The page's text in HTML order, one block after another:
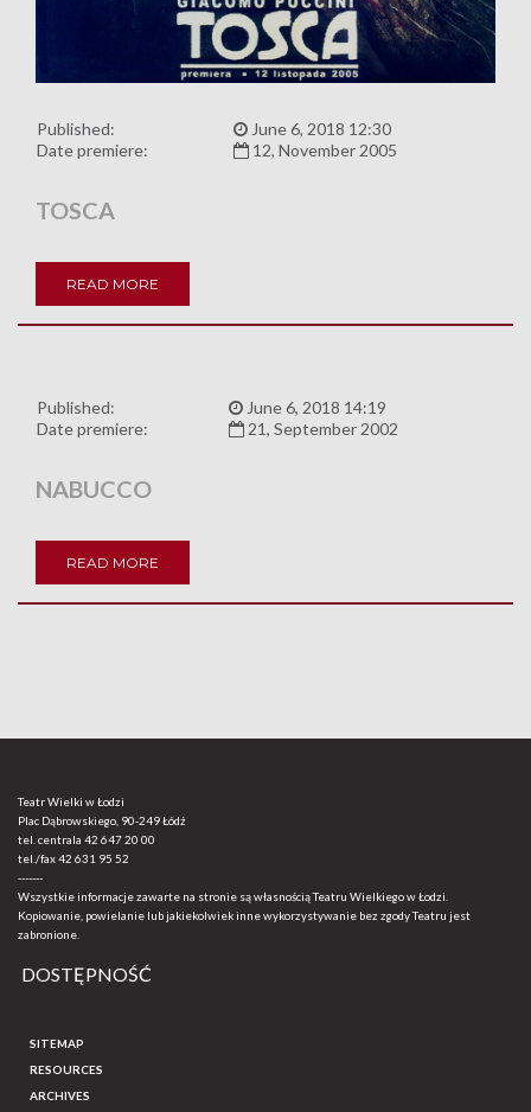
Published:
June 6, 2018 12:30
Date premiere:
12, November 2005
TOSCA
READ MORE
Published:
June 6, 2018 14:19
Date premiere:
21, September 2002
NABUCCO
READ MORE
Teatr Wielki w Łodzi
Plac Dąbrowskiego, 90-249 Łódź
tel. centrala 42 647 20 00
tel./fax42 631 95 52
-------
Wszystkie informacje zawarte na stronie są własnością Teatru Wielkiego w Łodzi.
Kopiowanie, powielanie lub jakiekolwiek inne wykorzystywanie bez zgody Teatru jest
zabronione.
DOSTĘPNOŚĆ
SITEMAP
RESOURCES
ARCHIVES